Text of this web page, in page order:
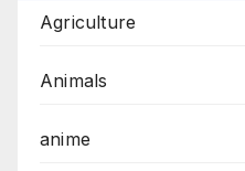
Agriculture
Animals
anime